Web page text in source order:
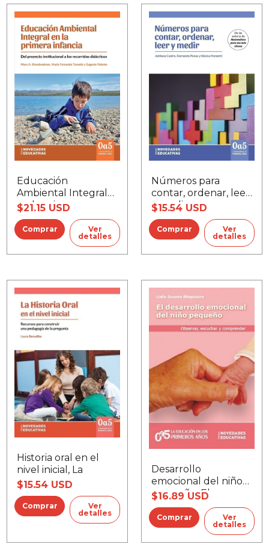
Educación
Ambiental Integral
en la primera
infancia
$21.15 USD
Ver
detalles
Números para
contar, ordenar, leer
y medir
$15.54 USD
Ver
detalles
Historia oral en el
nivel inicial, La
$15.54 USD
Ver
detalles
Desarrollo
emocional del niño
pequeño, El
$16.89 USD
Ver
detalles